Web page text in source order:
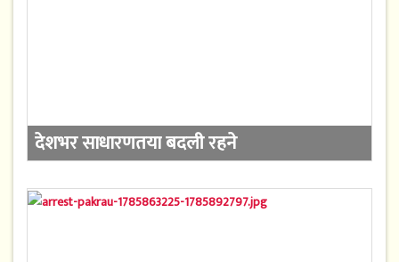
देशभर साधारणतया बदली रहने